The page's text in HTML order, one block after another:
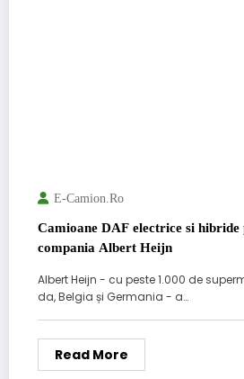
E-Camion.ro
Camioane DAF electrice si hibride
compania Albert Heijn
Albert Heijn - cu peste 1.000 de
da, Belgia și Germania - a…
Read More